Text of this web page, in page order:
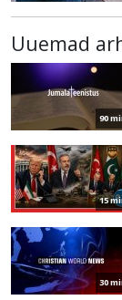
Uuemad
90
15
30